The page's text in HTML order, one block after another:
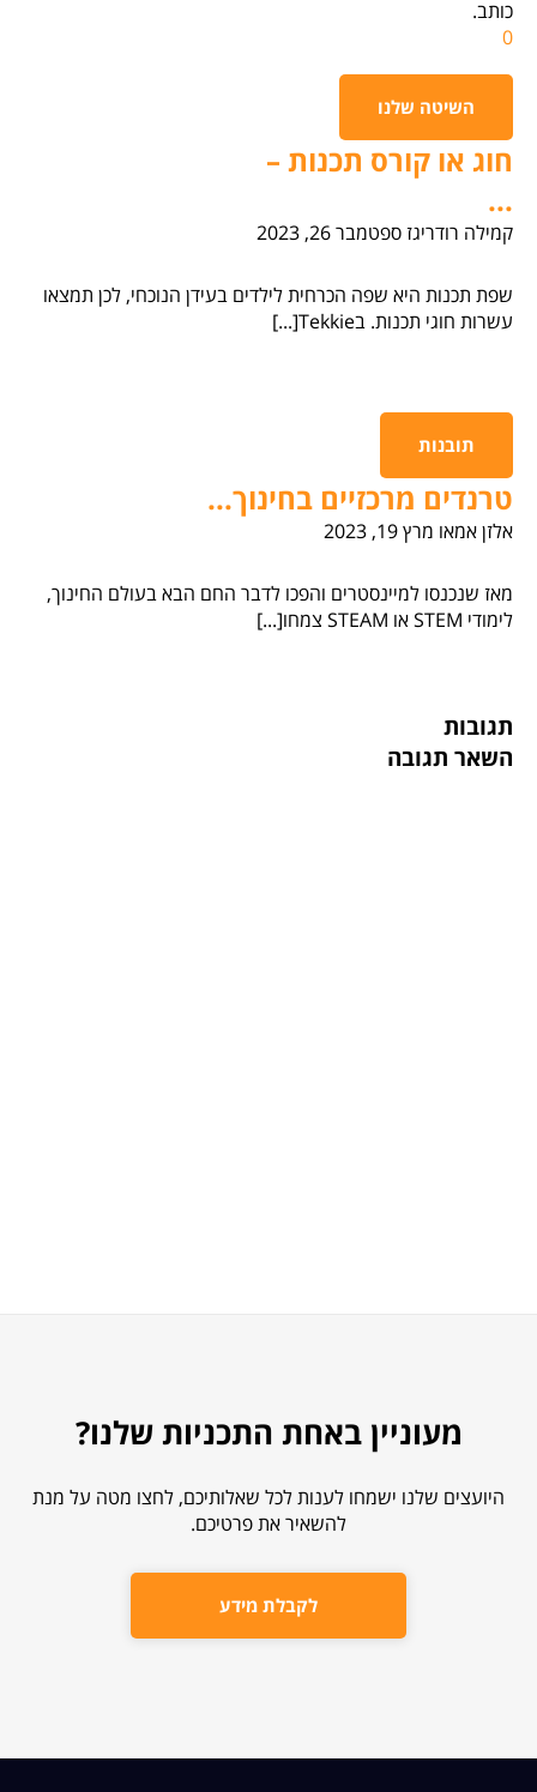
כותב.
0
השיטה שלנו
חוג או קורס תכנות –
...
קמילה רודריגזספטמבר 26, 2023
שפת תכנות היא שפה הכרחית לילדים בעידן הנוכחי, לכן תמצאו
עשרות חוגי תכנות. בTekkie[...]
תובנות
טרנדים מרכזיים בחינוך...
אלזן אמאו מרץ 19, 2023
מאז שנכנסו למיינסטרים והפכו לדבר החם הבא בעולם החינוך,
לימודי STEM או STEAM צמחו[...]
תגובות
השאר תגובה
מעוניין באחת התכניות שלנו?
היועצים שלנו ישמחו לענות לכל שאלותיכם, לחצו מטה על מנת
להשאיר את פרטיכם.
לקבלת מידע